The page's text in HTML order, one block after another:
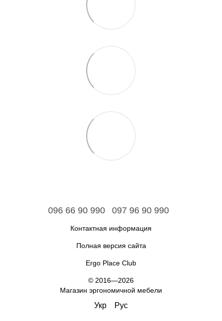
096 66 90 990 097 96 90 990
Контактная информация
Полная версия сайта
Ergo Place Club
© 2016—2026
Магазин эргономичной мебели
Укр Рус